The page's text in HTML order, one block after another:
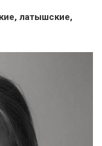
латышские,